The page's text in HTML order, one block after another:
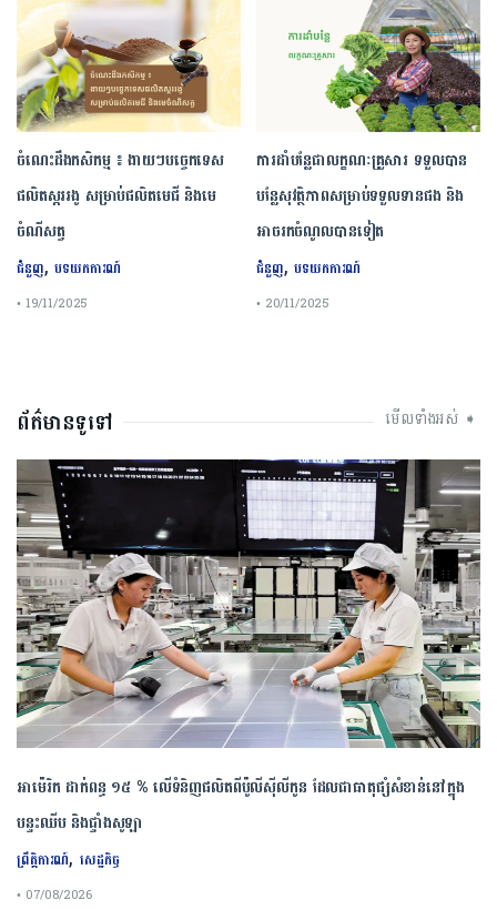
ការដាំបន្លែជាលក្ខណៈគ្រួសារ ទទួលបាន
បន្លែសុវត្ថិភាពសម្រាប់ទទួលទានផង និង
អាចរកចំណូលបានទៀត
ជំនួញ,បទយកការណ៍
• 20/11/2025
ចំណេះដឹងកសិកម្ម ៖ ងាយៗបច្ចេកទេស
ផលិតស្កររងូ សម្រាប់ផលិតមេជី និងមេ
ចំណីសត្វ
ជំនួញ,បទយកការណ៍
• 19/11/2025
ព័ត៌មានទូទៅ មើលទាំងអស់ ➧
អាម៉េរិក ដាក់ពន្ធ ១៥ % លើទំនិញផលិតពីប៉ូលីស៊ីលីកូន ដែលជាធាតុផ្សំសំខាន់នៅក្នុង
បន្ទះឈីប និងផ្ទាំងសូឡា
ព្រឹត្តិការណ៍, សេដ្ឋកិច្ច
• 07/08/2026